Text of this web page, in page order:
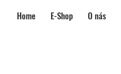
Home E-Shop O nás